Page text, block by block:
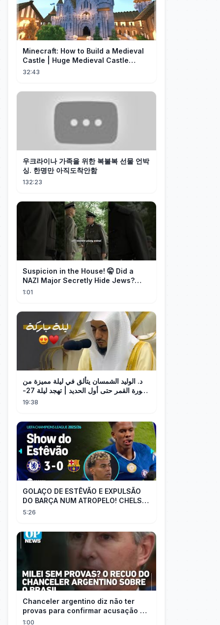
Minecraft: How to Build a Medieval
Castle | Huge Medieval Castle
Tutorial - Part 1
32:43
우크라이나 가족을 위한 복불복 선물 언박
싱. 한명만 아직도착안함
132:23
Suspicion in the House! 🤫 Did a
NAZI Major Secretly Hide Jews?
#short #movie
1:01
د. الوليد الشمسان يتألق في ليلة مميزة من
سورة القمر حتى أول الحديد | تهجد ليلة 27-
19:38
GOLAÇO DE ESTÊVÃO E EXPULSÃO
DO BARÇA NUM ATROPELO! CHELSEA
3X0 BARCELONA - MELHORES
5:26
Chanceler argentino diz não ter
provas para confirmar acusação de
Milei contra Brasil | OP News
1:00